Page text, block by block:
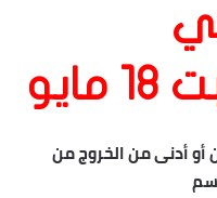
أدنى من الخروج من